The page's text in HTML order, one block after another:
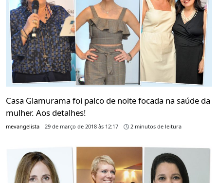
Casa Glamurama foi palco de noite focada na saúde da
mulher. Aos detalhes!
mevangelista 29 de março de 2018 às 12:17 2 minutos de leitura